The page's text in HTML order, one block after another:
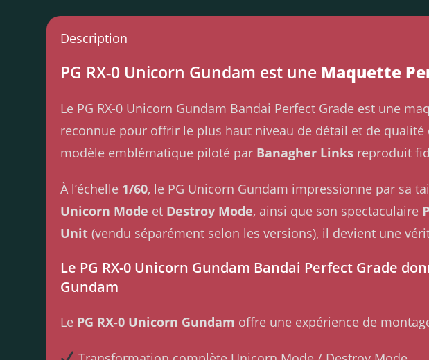
Description
PG RX-0 Unicorn Gundam est une Maquette
Le PG RX-0 Unicorn Gundam Bandai Perfect Grade est une
reconnue pour offrir le plus haut niveau de détail et de qualité
modèle emblématique piloté par Banagher Links reproduit
À l’échelle 1/60, le PG Unicorn Gundam impressionne par sa
Unicorn Mode et Destroy Mode, ainsi que son spectaculaire
Unit (vendu séparément selon les versions), il devient une
Le PG RX-0 Unicorn Gundam Bandai Perfect Grade
Gundam
Le PG RX-0 Unicorn Gundam offre une expérience de